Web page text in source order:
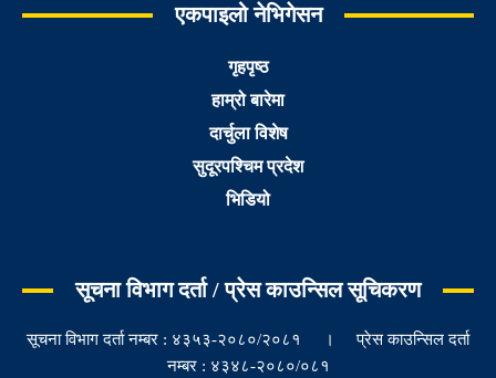
एकपाइलो नेभिगेसन
गृहपृष्ठ
हाम्रो बारेमा
दार्चुला विशेष
सुदूरपश्चिम प्रदेश
भिडियो
सूचना विभाग दर्ता / प्रेस काउन्सिल सूचिकरण
सूचना विभाग दर्ता नम्बर : ४३५३-२०८०/२०८१ । प्रेस काउन्सिल दर्ता
नम्बर : ४३४८-२०८०/०८१